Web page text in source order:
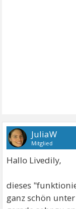
JuliaW
Mitglied
Hallo Livedily,
dieses
ganz schön